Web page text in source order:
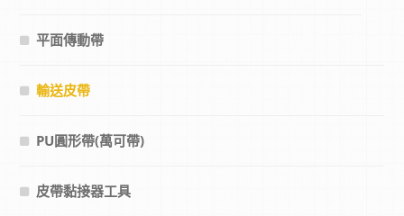
平面傳動帶
輸送皮帶
PU圓形帶(萬可帶)
皮帶黏接器工具